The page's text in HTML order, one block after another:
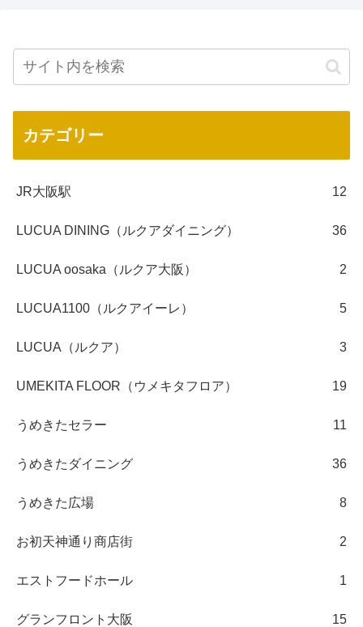
カテゴリー
JR大阪駅 12
LUCUA DINING（ルクアダイニング） 36
LUCUA oosaka（ルクア大阪） 2
LUCUA1100（ルクアイーレ） 5
LUCUA（ルクア） 3
UMEKITA FLOOR（ウメキタフロア） 19
うめきたセラー 11
うめきたダイニング 36
うめきた広場 8
お初天神通り商店街 2
エストフードホール 1
グランフロント大阪 15